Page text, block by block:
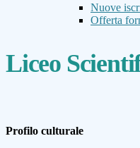
Nuove
Offerta
Liceo
Profilo culturale